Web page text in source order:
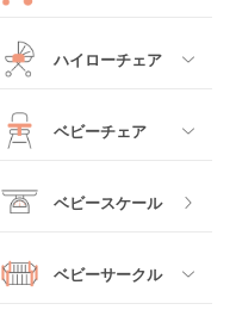
すべて
ベビーカーその他
ハイローチェア
すべて
ベビーチェア
すべて
ベビースケール
ベビーサークル